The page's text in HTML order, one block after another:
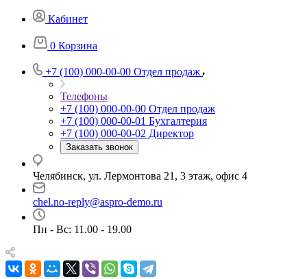
Кабинет
0 Корзина
+7 (100) 000-00-00 Отдел продаж
Телефоны
+7 (100) 000-00-00 Отдел продаж
+7 (100) 000-00-01 Бухгалтерия
+7 (100) 000-00-02 Директор
Заказать звонок
Челябинск, ул. Лермонтова 21, 3 этаж, офис 4
chel.no-reply@aspro-demo.ru
Пн - Вс: 11.00 - 19.00